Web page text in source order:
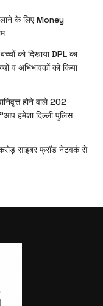
के लिए Money
को दिखाया DPL का
व अभिभावकों को किया
होने वाले 202
हमेशा दिल्ली पुलिस
साइबर फ्रॉड नेटवर्क से